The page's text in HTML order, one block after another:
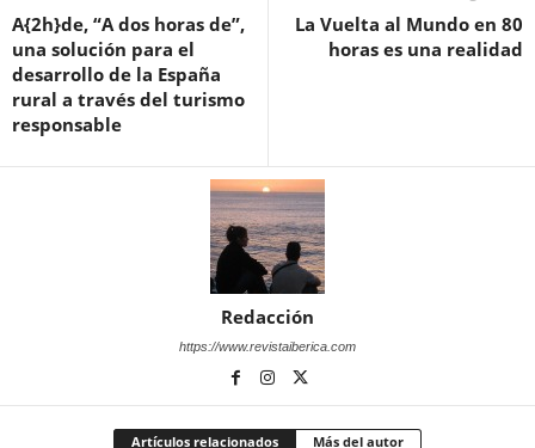
A{2h}de, “A dos horas de”,
una solución para el
desarrollo de la España
rural a través del turismo
responsable
La Vuelta al Mundo en 80
horas es una realidad
Redacción
https://www.revistaiberica.com
Artículos relacionados Más del autor